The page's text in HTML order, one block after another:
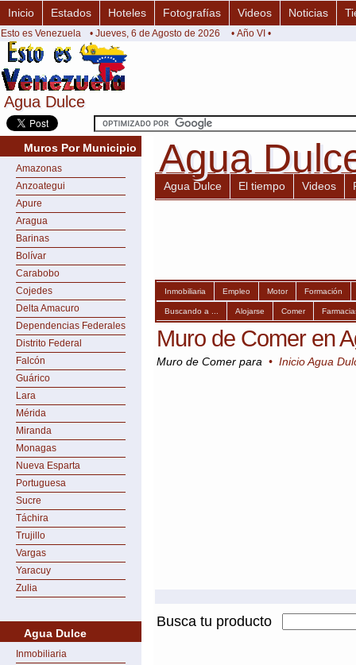
Agua Dulce
Agua Dulce
Inicio Estados Hoteles Fotografías Videos Noticias
Esto es Venezuela • Jueves, 6 de Agosto de 2026 • Año VI •
Muros Por Municipio
Amazonas
Anzoategui
Apure
Aragua
Barinas
Bolívar
Carabobo
Cojedes
Delta Amacuro
Dependencias Federales
Distrito Federal
Falcón
Guárico
Lara
Mérida
Miranda
Monagas
Nueva Esparta
Portuguesa
Sucre
Táchira
Trujillo
Vargas
Yaracuy
Zulia
Agua Dulce
Inmobiliaria
Agua
Agua
Agua Dulce El tiempo Videos
Inmobiliaria Empleo Motor Formación
Buscando a ... Alojarse Comer
Muro de Comer en
Muro de Comer para • Inicio Agua
Busca tu producto